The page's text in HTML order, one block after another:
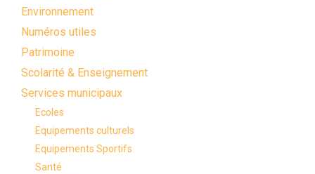
Environnement
Numéros utiles
Patrimoine
Scolarité & Enseignement
Services municipaux
Ecoles
Equipements culturels
Equipements Sportifs
Santé